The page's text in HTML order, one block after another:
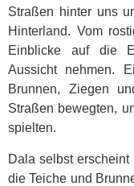
Straßen hinter uns
Hinterland. Vom
Einblicke auf die
Aussicht nehmen.
Brunnen, Ziegen
Straßen bewegten,
spielten.
Dala selbst
die Teiche und